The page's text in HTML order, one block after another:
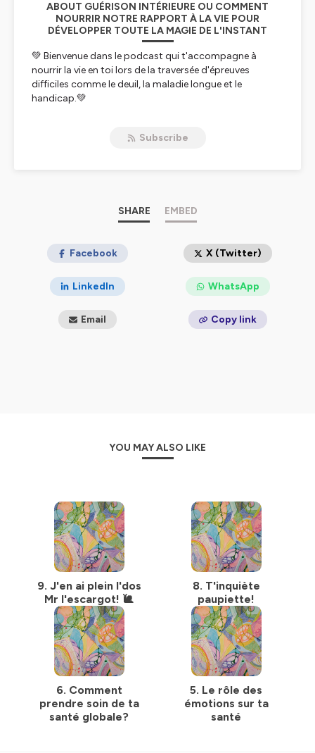
ABOUT GUÉRISON INTÉRIEURE OU COMMENT
NOURRIR NOTRE RAPPORT À LA VIE POUR
DÉVELOPPER TOUTE LA MAGIE DE L'INSTANT
💚 Bienvenue dans le podcast qui t'accompagne à
nourrir la vie en toi lors de la traversée d'épreuves
difficiles comme le deuil, la maladie longue et le
handicap.💚
témoignages, vos partages, je
nous nourrit, de notre parcours de résilience. 🌺
notre vie quelles que soit tes épreuves ?
arrêter de ressasser ? Comment
tisser ton nouveau maillage intérieur avec les fils
calme et à l'apaisement dans ces périodes de tumulte.
🥰 Retrouve ici la playliste youtube de mes visualisations
offertes💚
Hébergé par Ausha. Visitez
ausha.co/politique-de-
confidentialitepour plus d'informations.
Subscribe
SHARE EMBED
Facebook X (Twitter)
LinkedIn WhatsApp
Email Copy link
YOU MAY ALSO LIKE
9. J'en ai plein l'dos
Mr l'escargot! 🐌
8. T'inquiète
paupiette!
6. Comment
prendre soin de ta
santé globale?
5. Le rôle des
émotions sur ta
santé